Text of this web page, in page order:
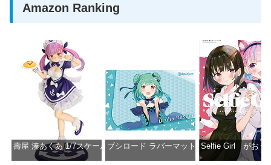
Amazon Ranking
壽屋 湊あくあ 1/7スケール PVC製 塗装済み完成品フィギュア PP942
ブシロード ラバーマットコレクション
Selfie Girl がおう